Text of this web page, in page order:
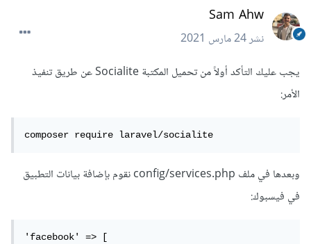
Sam Ahw
نشر24 مارس 2021
يجب عليك التأكد أولاً من تحميل المكتبة Socialite عن طريق تنفيذ
الأمر:
composer require laravel/socialite
وبعدها في ملف config/services.php نقوم بإضافة بيانات التطبيق
في فيسبوك:
'facebook' => [